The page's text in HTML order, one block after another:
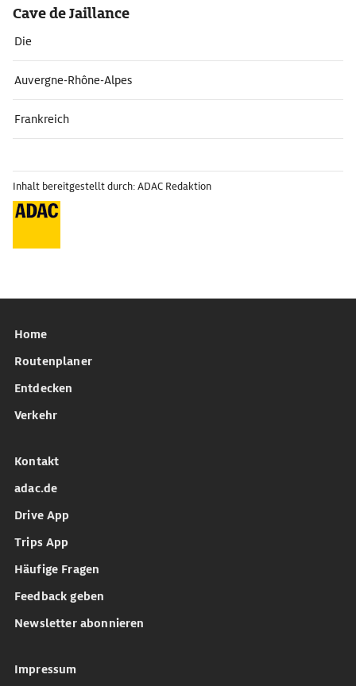
Cave de Jaillance
Die
Auvergne-Rhône-Alpes
Frankreich
Inhalt bereitgestellt durch: ADAC Redaktion
Home
Routenplaner
Entdecken
Verkehr
Kontakt
adac.de
Drive App
Trips App
Häufige Fragen
Feedback geben
Newsletter abonnieren
Impressum